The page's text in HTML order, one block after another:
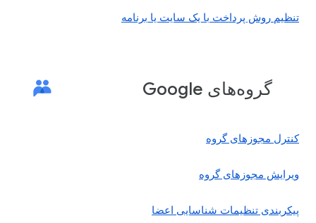
تنظیم روش پرداخت با یک سایت یا برنامه
گروه‌های Google
کنترل مجوزهای گروه
ویرایش مجوزهای گروه
پیکربندی تنظیمات شناسایی اعضا